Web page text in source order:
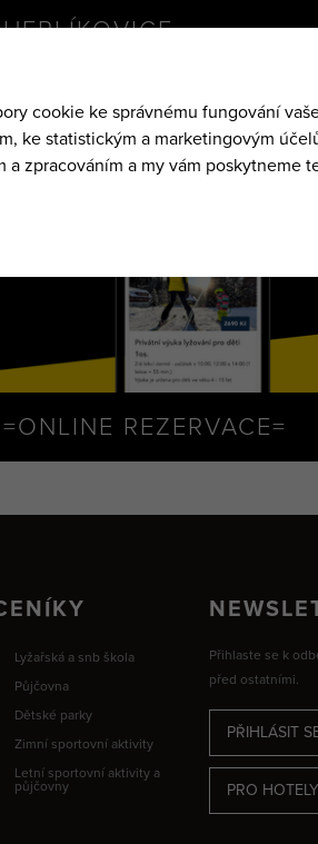
HERLÍKOVICE
=ONLINE REZERVACE=
Lyžařská a snb škola
Půjčovna
Dětské parky
Zimní sportovní aktivity
Letní sportovní aktivity a
půjčovny
Přihlaste se k
před ostatními.
PŘIHLÁSIT
PRO HOTELY